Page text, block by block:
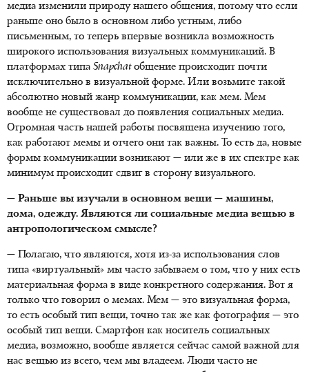
медиа изменили природу нашего общения, потому что если
раньше оно было в основном либо устным, либо
письменным, то теперь впервые возникла возможность
широкого использования визуальных коммуникаций. В
платформах типа Snapchatобщение происходит почти
исключительно в визуальной форме. Или возьмите такой
абсолютно новый жанр коммуникации, как мем. Мем
вообще не существовал до появления социальных медиа.
Огромная часть нашей работы посвящена изучению того,
как работают мемы и отчего они так важны. То есть да, новые
формы коммуникации возникают — или же в их спектре как
минимум происходит сдвиг в сторону визуального.
— Раньше вы изучали в основном вещи — машины,
дома, одежду. Являются ли социальные медиа вещью в
антропологическом смысле?
— Полагаю, что являются, хотя из-за использования слов
типа «виртуальный» мы часто забываем о том, что у них есть
материальная форма в виде конкретного содержания. Вот я
только что говорил о мемах. Мем — это визуальная форма,
то есть особый тип вещи, точно так же как фотография — это
особый тип вещи. Смартфон как носитель социальных
медиа, возможно, вообще является сейчас самой важной для
нас вещью из всего, чем мы владеем. Люди часто не